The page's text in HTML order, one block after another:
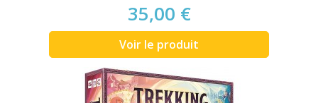
35,00 €
Voir le produit